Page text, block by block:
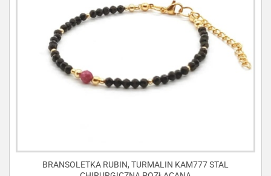
BRANSOLETKA RUBIN, TURMALIN KAM777 STAL